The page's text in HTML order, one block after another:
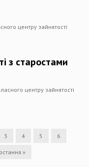
центру зайнятості
з старостами
центру зайнятості
3 4 5 6
остання »